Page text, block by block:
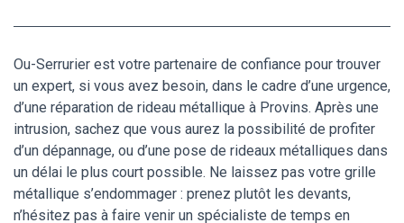
Ou-Serrurier est votre partenaire de confiance pour trouver
un expert, si vous avez besoin, dans le cadre d’une urgence,
d’une réparation de rideau métallique à Provins. Après une
intrusion, sachez que vous aurez la possibilité de profiter
d’un dépannage, ou d’une pose de rideaux métalliques dans
un délai le plus court possible. Ne laissez pas votre grille
métallique s’endommager : prenez plutôt les devants,
n’hésitez pas à faire venir un spécialiste de temps en